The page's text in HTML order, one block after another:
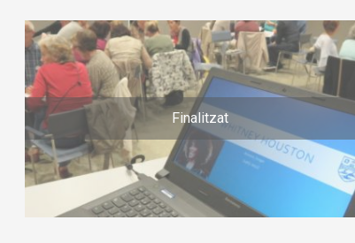
Finalitzat